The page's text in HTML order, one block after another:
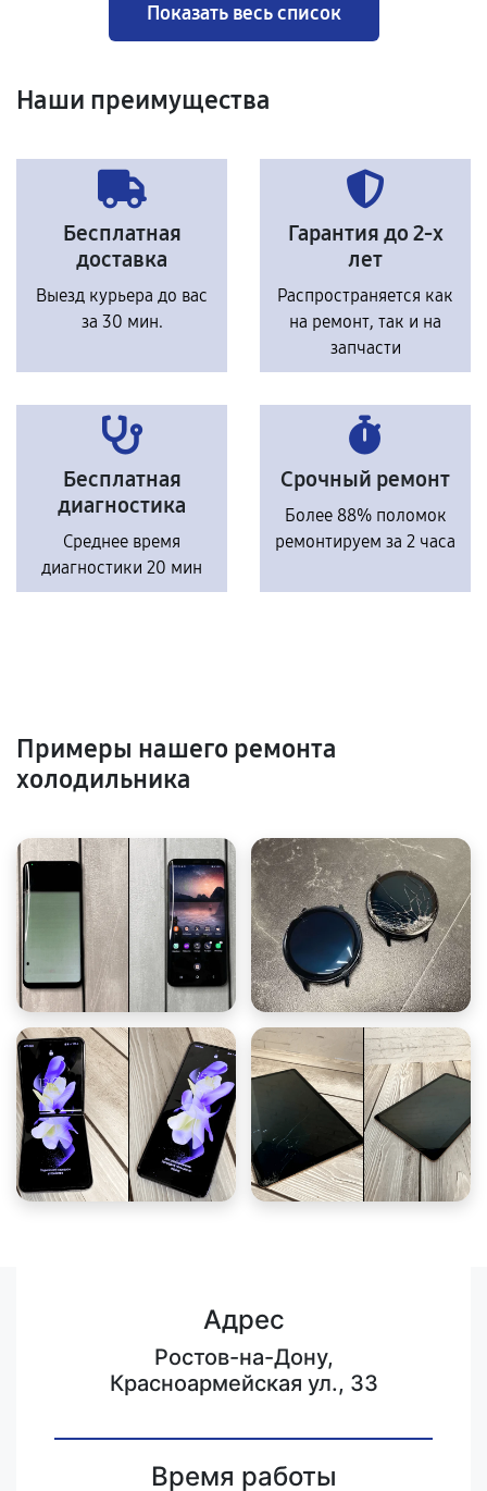
Показать весь список
Наши преимущества
Бесплатная
доставка
Выезд курьера до вас
за 30 мин.
Гарантия до 2-х
лет
Распространяется как
на ремонт, так и на
запчасти
Бесплатная
диагностика
Среднее время
диагностики 20 мин
Срочный ремонт
Более 88% поломок
ремонтируем за 2 часа
Примеры нашего ремонта
холодильника
Адрес
Ростов-на-Дону,
Красноармейская ул., 33
Время работы